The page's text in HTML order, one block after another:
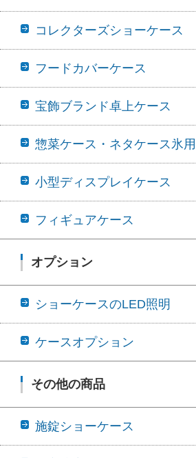
コレクターズショーケース
フードカバーケース
宝飾ブランド卓上ケース
惣菜ケース・ネタケース氷用
小型ディスプレイケース
フィギュアケース
オプション
ショーケースのLED照明
ケースオプション
その他の商品
施錠ショーケース